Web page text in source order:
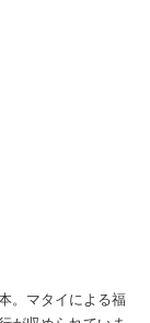
。マタイによる福